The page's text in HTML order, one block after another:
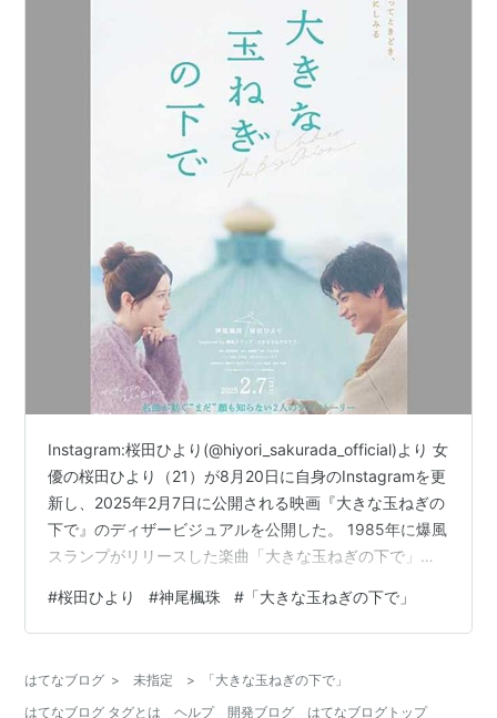
Instagram:桜田ひより(@hiyori_sakurada_official)より 女
優の桜田ひより（21）が8月20日に自身のInstagramを更
新し、2025年2月7日に公開される映画『大きな玉ねぎの
下で』のディザービジュアルを公開した。 1985年に爆風
スランプがリリースした楽曲「大きな玉ねぎの下で」に
優の神尾楓珠（25）と桜田W主演を務めることが発表さ
れた。この日の投稿では、「『大きな玉ねぎの下で』村
楽しんでいただける素敵な作品になっています。公開は2
#桜田ひより #神尾楓珠 # 「大きな玉ねぎの下で」
はてなブログ > 未指定 >
「大きな玉ねぎの下で」
はてなブログ タグとは
ヘルプ 開発ブログ はてなブログトップ